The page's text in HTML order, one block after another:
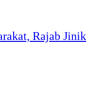
Rajab Jinik